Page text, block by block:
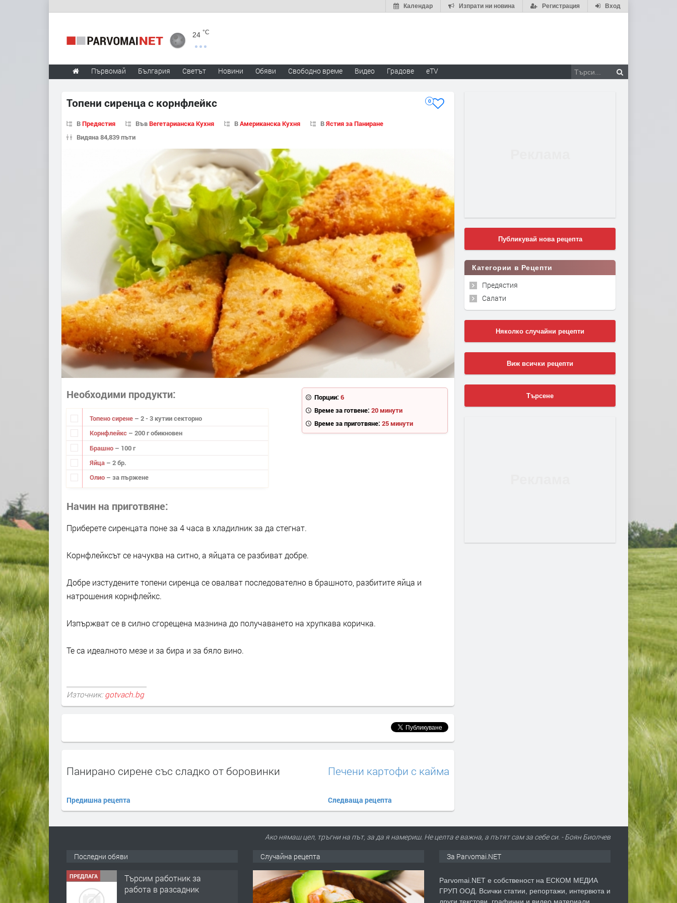
Вход
Регистрация
Изпрати ни новина
Календар
24 °C
Първомай България Светът Новини Обяви Свободно време Видео Градове eTV
Топени сиренца с корнфлейкс 0
ВПредястия ВъвВегетарианска Кухня ВАмериканска Кухня ВЯстия за Паниране
Видяна 84,839 пъти
Порции: 6
Време за готвене: 20 минути
Време за приготвяне: 25 минути
Необходими продукти
Топено сирене – 2 - 3 кутии секторно
Корнфлейкс – 200 г обикновен
Брашно – 100 г
Яйца – 2 бр.
Олио – за пържене
Начин на приготвяне
Приберете сиренцата поне за 4 часа в хладилник за да стегнат.
Корнфлейксът се начуква на ситно, а яйцата се разбиват добре.
Добре изстудените топени сиренца се овалват последователно в брашното, разбитите яйца и
натрошения корнфлейкс.
Изпържват се в силно сгорещена мазнина до получаването на хрупкава коричка.
Те са идеалното мезе и за бира и за бяло вино.
Източник: gotvach.bg
Панирано сирене със сладко от боровинки
Предишна рецепта
Печени картофи с кайма
Следваща рецепта
Публикувай нова рецепта
Категории в Рецепти
Предястия
Салати
Няколко случайни рецепти
Виж всички рецепти
Търсене
Ако нямаш цел, тръгни на път, за да я намериш. Не целта е важна, а пътят сам за себе си. - Боян Биолчев
Последни обяви
ПРЕДЛАГА
Търсим работник за
работа в разсадник
Случайна рецепта За Parvomai.NET
Parvomai.NET е собственост на ЕСКОМ МЕДИА
ГРУП ООД. Всички статии, репортажи, интервюта и